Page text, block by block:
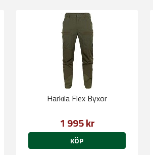
Härkila Flex Byxor
1 995 kr
KÖP